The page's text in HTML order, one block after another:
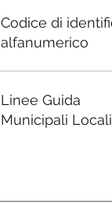
Codice di
alfanumerico
Linee Guida
Municipali Locali